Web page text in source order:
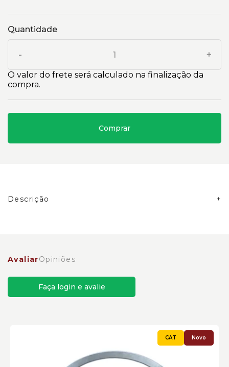
Quantidade
- +
O valor do frete será calculado na finalização da
compra.
Comprar
Descrição
AvaliarOpiniões
Faça login e avalie
Novo